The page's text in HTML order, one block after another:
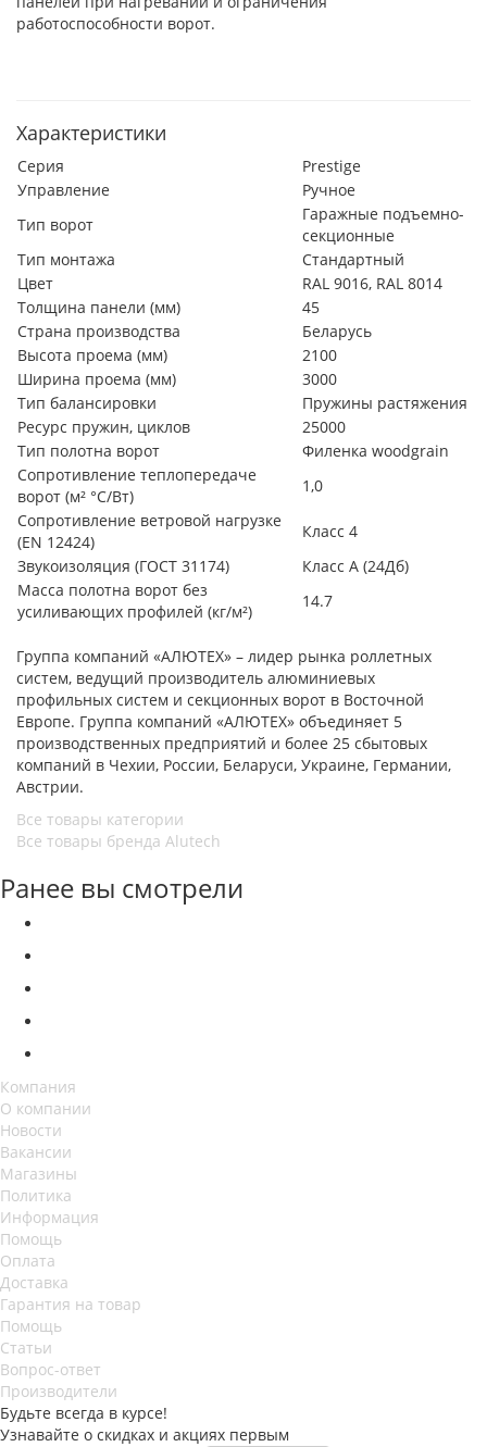
работоспособности ворот.
Характеристики
Серия
Prestige
Управление
Ручное
Тип ворот
Гаражные подъемно-
секционные
Тип монтажа
Стандартный
Цвет
RAL 9016, RAL 8014
Толщина панели (мм)
45
Страна производства
Беларусь
Высота проема (мм)
2100
Ширина проема (мм)
3000
Тип балансировки
Пружины растяжения
Ресурс пружин, циклов
25000
Тип полотна ворот
Филенка woodgrain
Сопротивление теплопередаче
ворот (м² °С/Вт)
1,0
Сопротивление ветровой нагрузке
(EN 12424)
Класс 4
Звукоизоляция (ГОСТ 31174)
Класс А (24Дб)
Масса полотна ворот без
усиливающих профилей (кг/м²)
14.7
Группа компаний «АЛЮТЕХ» – лидер рынка роллетных
систем, ведущий производитель алюминиевых
профильных систем и секционных ворот в Восточной
Европе. Группа компаний «АЛЮТЕХ» объединяет 5
производственных предприятий и более 25 сбытовых
компаний в Чехии, России, Беларуси, Украине, Германии,
Австрии.
Все товары категории
Все товары бренда Alutech
Ранее вы смотрели
Компания
О компании
Новости
Вакансии
Магазины
Политика
Информация
Помощь
Оплата
Доставка
Гарантия на товар
Помощь
Статьи
Вопрос-ответ
Производители
Будьте всегда в курсе!
Узнавайте о скидках и акциях первым